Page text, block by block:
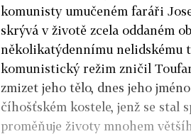
komunisty umučeném faráři
skrývá v životě zcela oddaném
několikatýdennímu nelidskému
komunistický režim zničil
zmizet jeho tělo, dnes jeho
číhošťském kostele, jenž se stal
proměňuje životy mnohem